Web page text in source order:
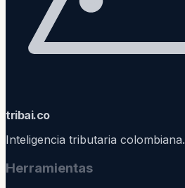
tribai.co
Inteligencia tributaria colombiana.
Herramientas